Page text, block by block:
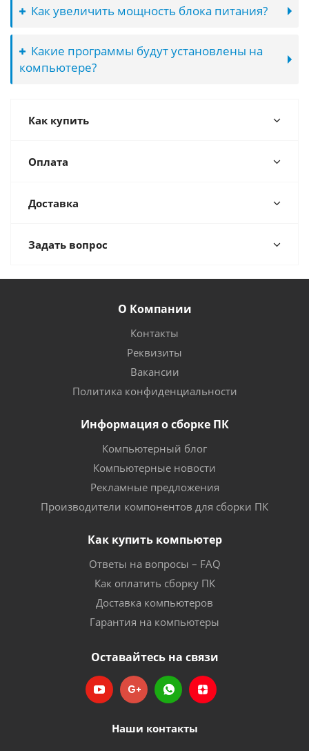
Как увеличить мощность блока питания?
Какие программы будут установлены на
компьютере?
Как купить
Оплата
Доставка
Задать вопрос
О Компании
Контакты
Реквизиты
Вакансии
Политика конфиденциальности
Информация о сборке ПК
Компьютерный блог
Компьютерные новости
Рекламные предложения
Производители компонентов для сборки ПК
Как купить компьютер
Ответы на вопросы – FAQ
Как оплатить сборку ПК
Доставка компьютеров
Гарантия на компьютеры
Оставайтесь на связи
Наши контакты